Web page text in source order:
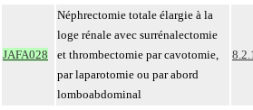
JAFA028
Néphrectomie totale élargie à la
loge rénale avec surrénalectomie
et thrombectomie par cavotomie,
par laparotomie ou par abord
lomboabdominal